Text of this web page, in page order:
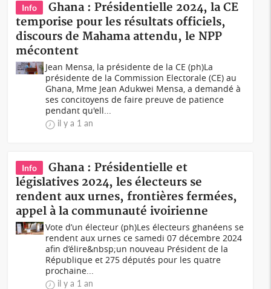
Info
Ghana : Présidentielle 2024, la CE
temporise pour les résultats officiels,
discours de Mahama attendu, le NPP
mécontent
Jean Mensa, la présidente de la CE (ph)La
présidente de la Commission Electorale (CE) au
Ghana, Mme Jean Adukwei Mensa, a demandé à
ses concitoyens de faire preuve de patience
pendant qu'ell...
il y a 1 an
Info
Ghana : Présidentielle et
législatives 2024, les électeurs se
rendent aux urnes, frontières fermées,
appel à la communauté ivoirienne
Vote d’un électeur (ph)Les électeurs ghanéens se
rendent aux urnes ce samedi 07 décembre 2024
afin d’élire&nbsp;un nouveau Président de la
République et 275 députés pour les quatre
prochaine...
il y a 1 an